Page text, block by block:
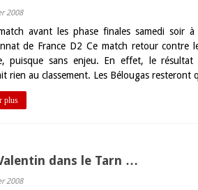
2008
avant les phase finales samedi soir
de France D2 Ce match retour contre
puisque sans enjeu. En effet, le
rien au classement. Les Bélougas resteront
plus
dans le Tarn …
2008